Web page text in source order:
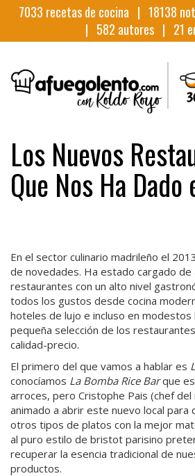
7033 recetas de cocina | 18138
| 582 autores | 21
Los Nuevos
Que Nos Ha
En el sector culinario madrileño el
de novedades. Ha estado cargado
restaurantes con un alto nivel
todos los gustos desde cocina
hoteles de lujo e incluso en modestos
pequeña selección de los
calidad-precio.
El primero del que vamos a hablar es
conocíamos La Bomba Rice Barque
arroces, pero Cristophe Pais (chef
animado a abrir este nuevo local para
otros tipos de platos con la mejor
al puro estilo de bristot parisino
recuperar la esencia tradicional de
productos.